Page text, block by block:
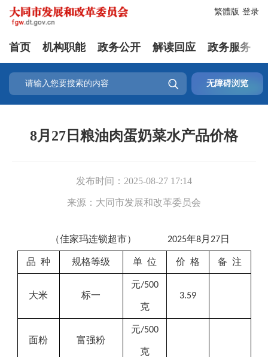
登录
繁體版
首页 机构职能 政务公开 解读回应 政务服务
 无障碍浏览
8月27日粮油肉蛋奶菜水产品价格
发布时间： 2025-08-27 17:14
来源： 大同市发展和改革委员会
（佳家玛连锁超市） 2025年8月 27日
品 种 规格等级 单 位 价 格 备 注
大米 标一
元/500
克
3.59
面粉 富强粉
元/500
克